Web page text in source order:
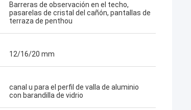
Barreras de observación en el techo,
pasarelas de cristal del cañón, pantallas de
terraza de penthou
12/16/20 mm
canal u para el perfil de valla de aluminio
con barandilla de vidrio